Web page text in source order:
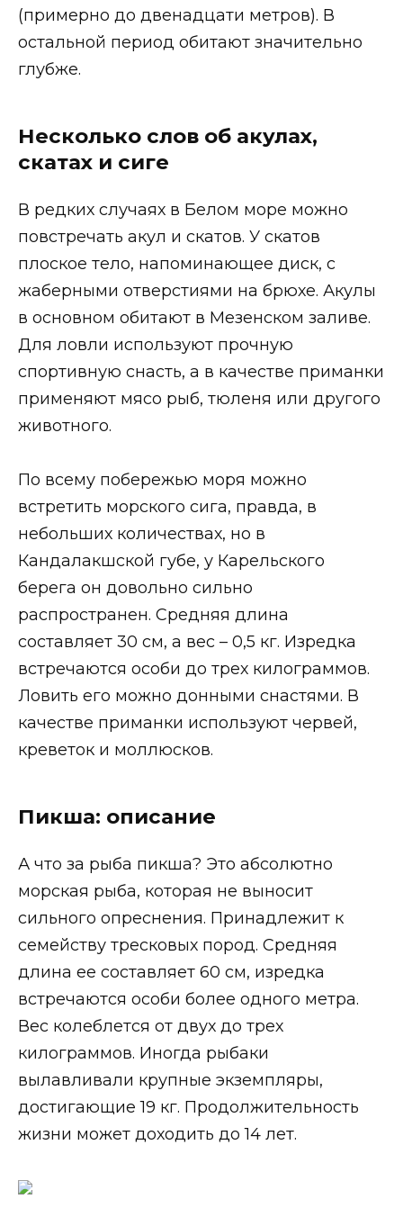
(примерно до двенадцати метров). В
остальной период обитают значительно
глубже.
Несколько слов об акулах,
скатах и сиге
В редких случаях в Белом море можно
повстречать акул и скатов. У скатов
плоское тело, напоминающее диск, с
жаберными отверстиями на брюхе. Акулы
в основном обитают в Мезенском заливе.
Для ловли используют прочную
спортивную снасть, а в качестве приманки
применяют мясо рыб, тюленя или другого
животного.
По всему побережью моря можно
встретить морского сига, правда, в
небольших количествах, но в
Кандалакшской губе, у Карельского
берега он довольно сильно
распространен. Средняя длина
составляет 30 см, а вес – 0,5 кг. Изредка
встречаются особи до трех килограммов.
Ловить его можно донными снастями. В
качестве приманки используют червей,
креветок и моллюсков.
Пикша: описание
А что за рыба пикша? Это абсолютно
морская рыба, которая не выносит
сильного опреснения. Принадлежит к
семейству тресковых пород. Средняя
длина ее составляет 60 см, изредка
встречаются особи более одного метра.
Вес колеблется от двух до трех
килограммов. Иногда рыбаки
вылавливали крупные экземпляры,
достигающие 19 кг. Продолжительность
жизни может доходить до 14 лет.